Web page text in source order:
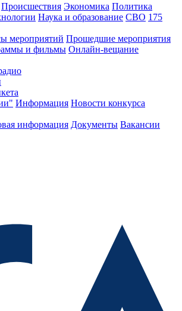
Происшествия Экономика Политика
Наука и образование СВО 175
мероприятий Прошедшие мероприятия
и фильмы Онлайн-вещание
Информация Новости конкурса
информация Документы Вакансии